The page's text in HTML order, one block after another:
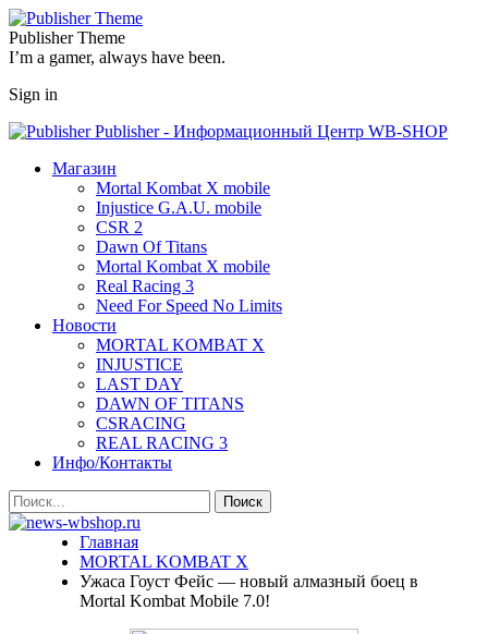
Publisher Theme
I’m a gamer, always have been.
Sign in
Publisher - Информационный Центр WB-SHOP
Магазин
Mortal Kombat X mobile
Injustice G.A.U. mobile
CSR 2
Dawn Of Titans
Mortal Kombat X mobile
Real Racing 3
Need For Speed No Limits
Новости
MORTAL KOMBAT X
INJUSTICE
LAST DAY
DAWN OF TITANS
CSRACING
REAL RACING 3
Инфо/Контакты
Главная
MORTAL KOMBAT X
Ужаса Гоуст Фейс — новый алмазный боец в
Mortal Kombat Mobile 7.0!